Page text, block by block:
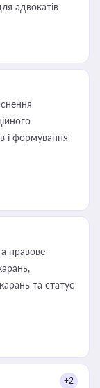
адвокатів
і формування
правове
та статус
+2